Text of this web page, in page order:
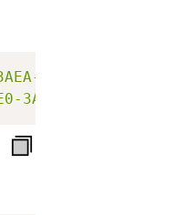
1069-A2D8-
3AEA-1069-A2D8-